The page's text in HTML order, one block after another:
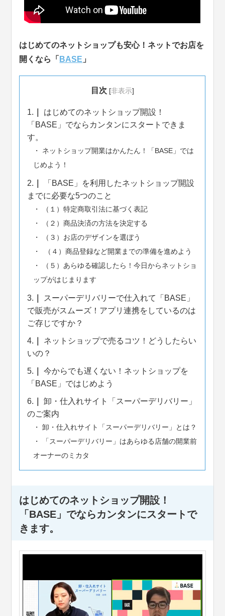
はじめてのネットショップも安心！ネットでお店を
開くなら「 BASE 」
目次 [非表示]
1.
はじめてのネットショップ開設！
「BASE」でならカンタンにスタートできま
す。
ネットショップ開業はかんたん！「BASE」では
じめよう！
2.
「BASE」を利用したネットショップ開設
までに必要な5つのこと
（１）特定商取引法に基づく表記
（２）商品決済の方法を決定する
（３）お店のデザインを選ぼう
（４）商品登録など開業までの準備を進めよう
（５）あらゆる確認したら！今日からネットショ
ップがはじまります
3.
スーパーデリバリーで仕入れて「BASE」
で販売がスムーズ！アプリ連携をしているのは
ご存じですか？
4.
ネットショップで売るコツ！どうしたらい
いの？
5.
今からでも遅くない！ネットショップを
「BASE」ではじめよう
6.
卸・仕入れサイト「スーパーデリバリー」
のご案内
卸・仕入れサイト「スーパーデリバリー」とは？
「スーパーデリバリー」はあらゆる店舗の開業前
オーナーのミカタ
はじめてのネットショップ開設！
「BASE」でならカンタンにスタートで
きます。